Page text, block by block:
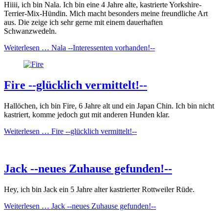
Hiiii, ich bin Nala. Ich bin eine 4 Jahre alte, kastrierte Yorkshire-
Terrier-Mix-Hündin. Mich macht besonders meine freundliche Art
aus. Die zeige ich sehr gerne mit einem dauerhaften
Schwanzwedeln.
Weiterlesen … Nala --Interessenten vorhanden!--
Fire --glücklich vermittelt!--
Hallöchen, ich bin Fire, 6 Jahre alt und ein Japan Chin. Ich bin nicht
kastriert, komme jedoch gut mit anderen Hunden klar.
Weiterlesen … Fire --glücklich vermittelt!--
Jack --neues Zuhause gefunden!--
Hey, ich bin Jack ein 5 Jahre alter kastrierter Rottweiler Rüde.
Weiterlesen … Jack --neues Zuhause gefunden!--